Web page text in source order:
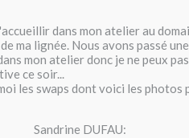
dans mon atelier au
ma lignée. Nous avons passé
mon atelier donc je ne peux
ce soir...
les swaps dont voici les photos
Sandrine DUFAU: